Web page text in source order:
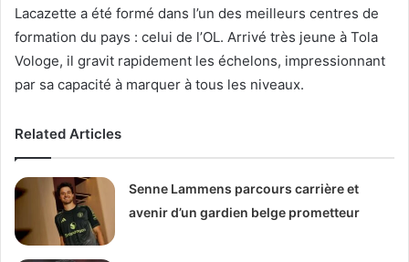
Lacazette a été formé dans l’un des meilleurs centres de
formation du pays : celui de l’OL. Arrivé très jeune à Tola
Vologe, il gravit rapidement les échelons, impressionnant
par sa capacité à marquer à tous les niveaux.
Related Articles
Senne Lammens parcours carrière et
avenir d’un gardien belge prometteur